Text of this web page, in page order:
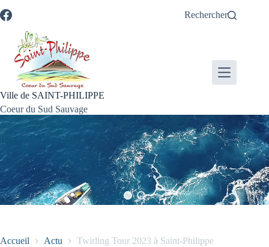
au
au
à
recherche
au
Rechercher
Ville de SAINT-PHILIPPE
Coeur du Sud Sauvage
Accueil Actu Twirling Tour 2023 à Saint-Philippe